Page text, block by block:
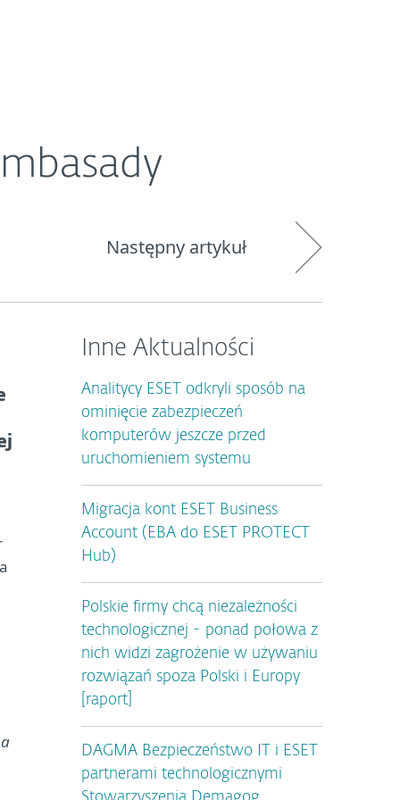
Następny artykuł
Inne Aktualności
Analitycy ESET odkryli sposób na
ominięcie zabezpieczeń
komputerów jeszcze przed
uruchomieniem systemu
Migracja kont ESET Business
Account (EBA do ESET PROTECT
Hub)
Polskie firmy chcą niezależności
technologicznej - ponad połowa z
nich widzi zagrożenie w używaniu
rozwiązań spoza Polski i Europy
[raport]
DAGMA Bezpieczeństwo IT i ESET
partnerami technologicznymi